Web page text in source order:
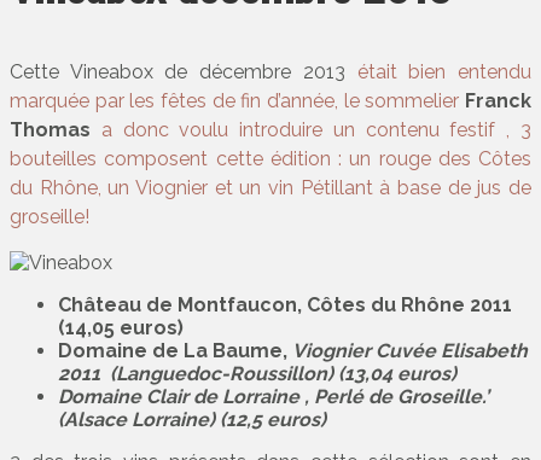
Cette Vineabox de décembre 2013 était bien entendu
marquée par les fêtes de fin d’année, le sommelier Franck
Thomas a donc voulu introduire un contenu festif , 3
bouteilles composent cette édition : un rouge des Côtes
du Rhône, un Viognier et un vin Pétillant à base de jus de
groseille!
Château de Montfaucon, Côtes du Rhône 2011
(14,05 euros)
Domaine de La Baume, Viognier Cuvée Elisabeth
2011 (Languedoc-Roussillon) (13,04 euros)
Domaine Clair de Lorraine , Perlé de Groseille.’
(Alsace Lorraine) (12,5 euros)